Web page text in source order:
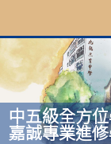
中五級全方
嘉誠專業進